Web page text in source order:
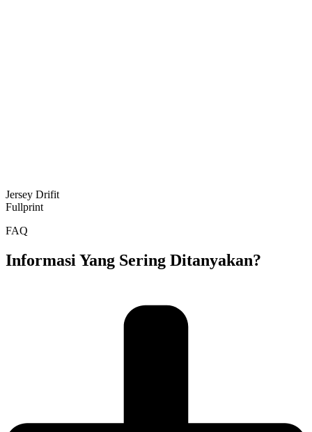
Jersey Drifit
Fullprint
FAQ
Informasi Yang Sering Ditanyakan?